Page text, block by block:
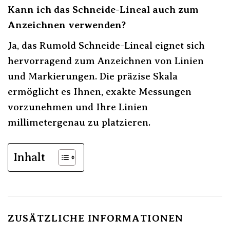
Kann ich das Schneide-Lineal auch zum
Anzeichnen verwenden?
Ja, das Rumold Schneide-Lineal eignet sich
hervorragend zum Anzeichnen von Linien
und Markierungen. Die präzise Skala
ermöglicht es Ihnen, exakte Messungen
vorzunehmen und Ihre Linien
millimetergenau zu platzieren.
Inhalt
ZUSÄTZLICHE INFORMATIONEN